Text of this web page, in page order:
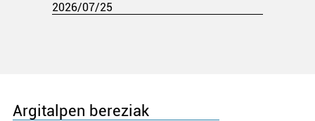
2026/07/25
Argitalpen bereziak